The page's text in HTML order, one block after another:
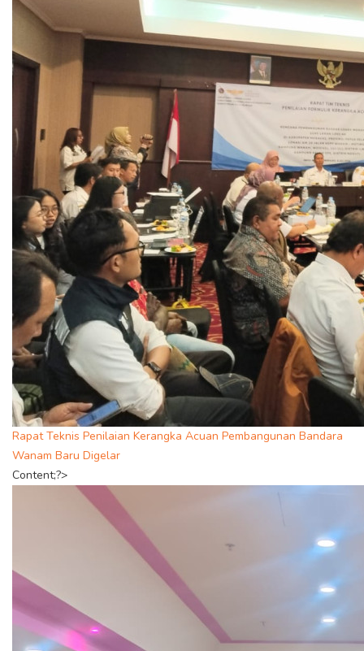
Rapat Teknis Penilaian Kerangka Acuan Pembangunan Bandara
Wanam Baru Digelar
Content;?>